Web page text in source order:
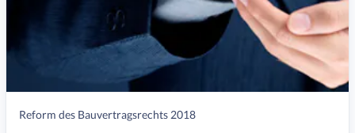
Reform des Bauvertragsrechts 2018